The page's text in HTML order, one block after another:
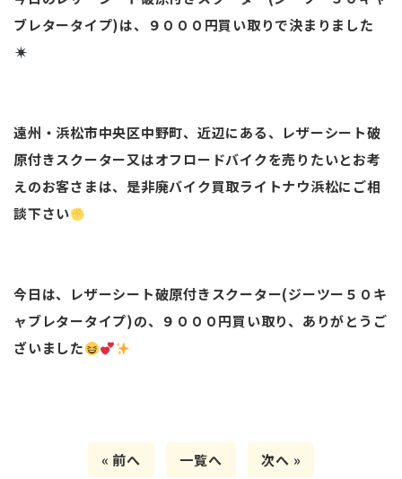
ブレタータイプ)は、９０００円買い取りで決まりました
遠州・浜松市中央区中野町、近辺にある、レザーシート破
原付きスクーター又はオフロードバイクを売りたいとお考
えのお客さまは、是非廃バイク買取ライトナウ浜松にご相
談下さい
今日は、レザーシート破原付きスクーター(ジーツー５０キ
ャブレタータイプ)の、９０００円買い取り、ありがとうご
ざいました
« 前へ 一覧へ 次へ »